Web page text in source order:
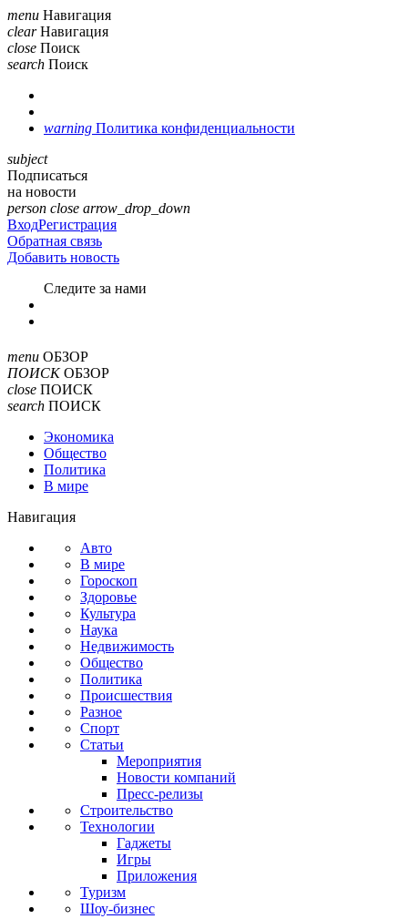
menu Навигация
clear Навигация
close Поиск
search Поиск
warning Политика конфиденциальности
subject
Подписаться
на новости
person close arrow_drop_down
ВходРегистрация
Обратная связь
Добавить новость
Cледите за нами
menu ОБЗОР
ПОИСК ОБЗОР
close ПОИСК
search ПОИСК
Экономика
Общество
Политика
В мире
Навигация
Авто
В мире
Гороскоп
Здоровье
Культура
Наука
Недвижимость
Общество
Политика
Происшествия
Разное
Спорт
Статьи
Мероприятия
Новости компаний
Пресс-релизы
Строительство
Технологии
Гаджеты
Игры
Приложения
Туризм
Шоу-бизнес